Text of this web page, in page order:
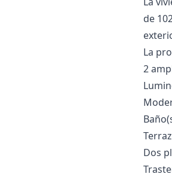
de
La
2
Dos